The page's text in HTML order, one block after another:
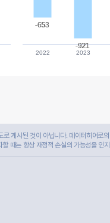
-653
-653
-921
-921
2022 2023
게시된 것이 아닙니다. 데이터히어로
때는 항상 재정적 손실의 가능성을